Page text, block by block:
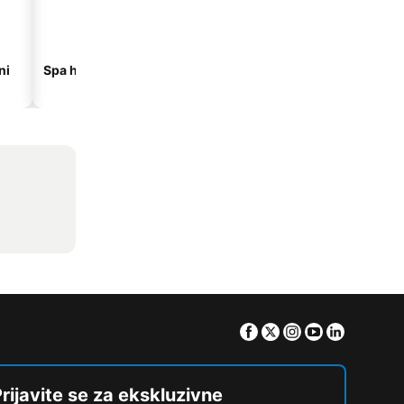
Spa hoteli
Facebook
TwitterInstagram
Youtube
se za ekskluzivne